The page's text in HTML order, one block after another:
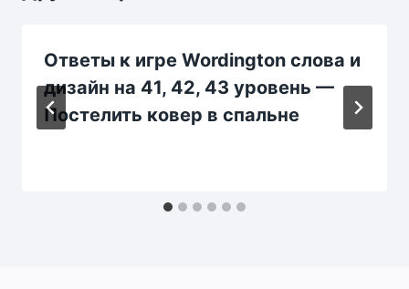
Ответы к игре Wordington слова и
дизайн на 41, 42, 43 уровень —
Постелить ковер в спальне